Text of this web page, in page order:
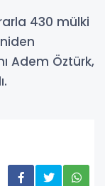
430 mülki
Adem Öztürk,